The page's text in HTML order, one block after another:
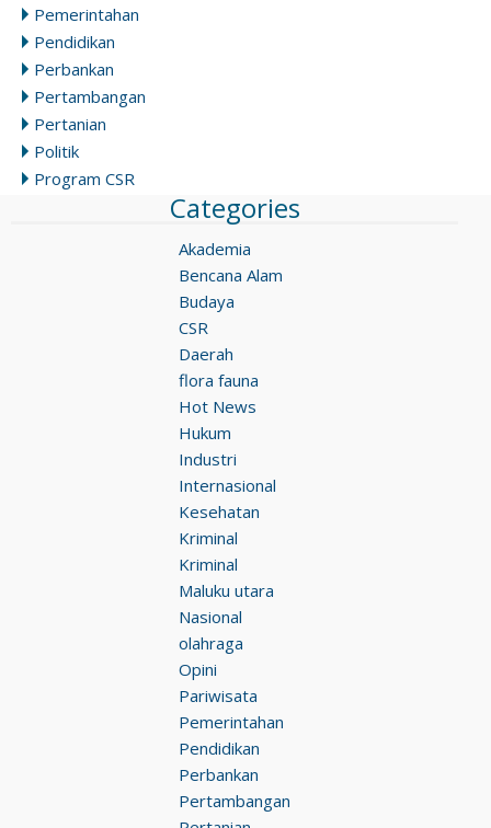
Pemerintahan
Pendidikan
Perbankan
Pertambangan
Pertanian
Politik
Program CSR
Categories
Akademia
Bencana Alam
Budaya
CSR
Daerah
flora fauna
Hot News
Hukum
Industri
Internasional
Kesehatan
Kriminal
Kriminal
Maluku utara
Nasional
olahraga
Opini
Pariwisata
Pemerintahan
Pendidikan
Perbankan
Pertambangan